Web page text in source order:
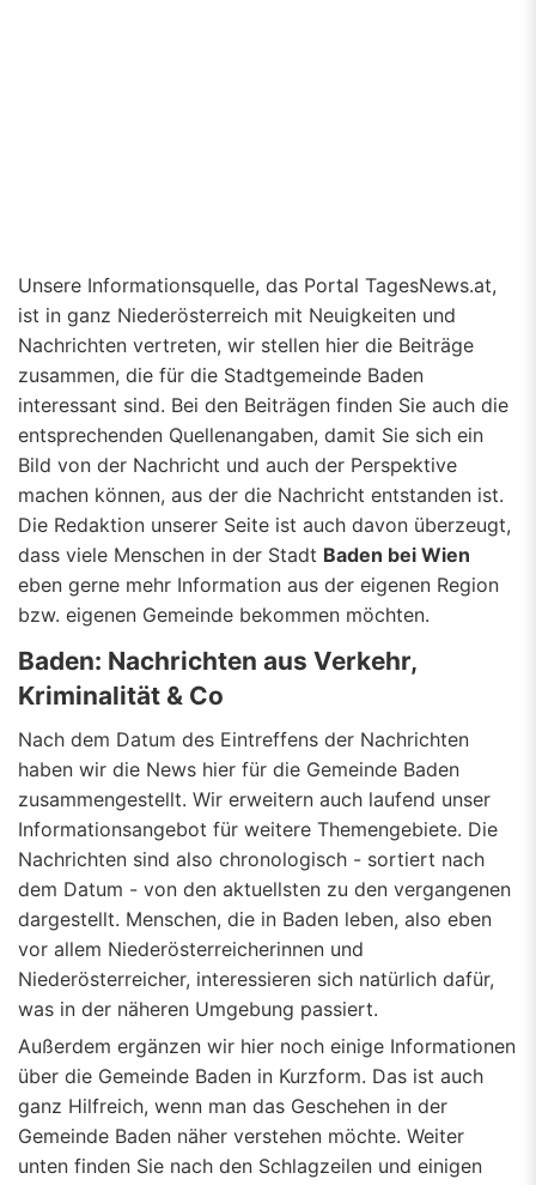
Unsere Informationsquelle, das Portal TagesNews.at,
ist in ganz Niederösterreich mit Neuigkeiten und
Nachrichten vertreten, wir stellen hier die Beiträge
zusammen, die für die Stadtgemeinde Baden
interessant sind. Bei den Beiträgen finden Sie auch die
entsprechenden Quellenangaben, damit Sie sich ein
Bild von der Nachricht und auch der Perspektive
machen können, aus der die Nachricht entstanden ist.
Die Redaktion unserer Seite ist auch davon überzeugt,
dass viele Menschen in der Stadt Baden bei Wien
eben gerne mehr Information aus der eigenen Region
bzw. eigenen Gemeinde bekommen möchten.
Baden: Nachrichten aus Verkehr,
Kriminalität & Co
Nach dem Datum des Eintreffens der Nachrichten
haben wir die News hier für die Gemeinde Baden
zusammengestellt. Wir erweitern auch laufend unser
Informationsangebot für weitere Themengebiete. Die
Nachrichten sind also chronologisch - sortiert nach
dem Datum - von den aktuellsten zu den vergangenen
dargestellt. Menschen, die in Baden leben, also eben
vor allem Niederösterreicherinnen und
Niederösterreicher, interessieren sich natürlich dafür,
was in der näheren Umgebung passiert.
Außerdem ergänzen wir hier noch einige Informationen
über die Gemeinde Baden in Kurzform. Das ist auch
ganz Hilfreich, wenn man das Geschehen in der
Gemeinde Baden näher verstehen möchte. Weiter
unten finden Sie nach den Schlagzeilen und einigen